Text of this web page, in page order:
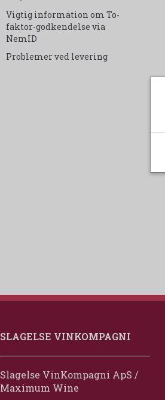
Vigtig information om To-
faktor-godkendelse via
NemID
Problemer ved levering
SLAGELSE VINKOMPAGNI
Slagelse VinKompagni ApS /
Maximum Wine